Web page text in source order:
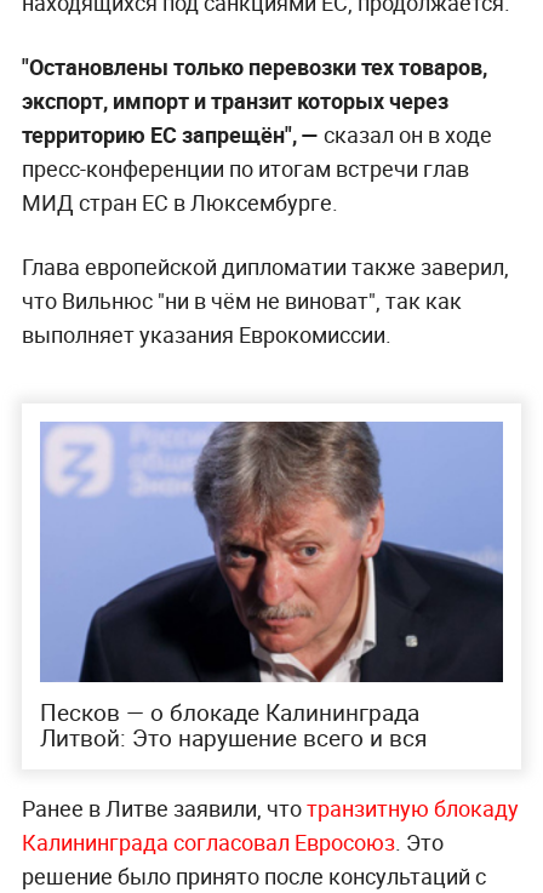
"Остановлены только перевозки тех товаров,
экспорт, импорт и транзит которых через
территорию ЕС запрещён", — сказал он в ходе
пресс-конференции по итогам встречи глав
МИД стран ЕС в Люксембурге.
Глава европейской дипломатии также заверил,
что Вильнюс "ни в чём не виноват", так как
выполняет указания Еврокомиссии.
Песков — о блокаде Калининграда
Литвой: Это нарушение всего и вся
Ранее в Литве заявили, чтотранзитную блокаду
Калининграда согласовал Евросоюз. Это
решение было принято после консультаций с